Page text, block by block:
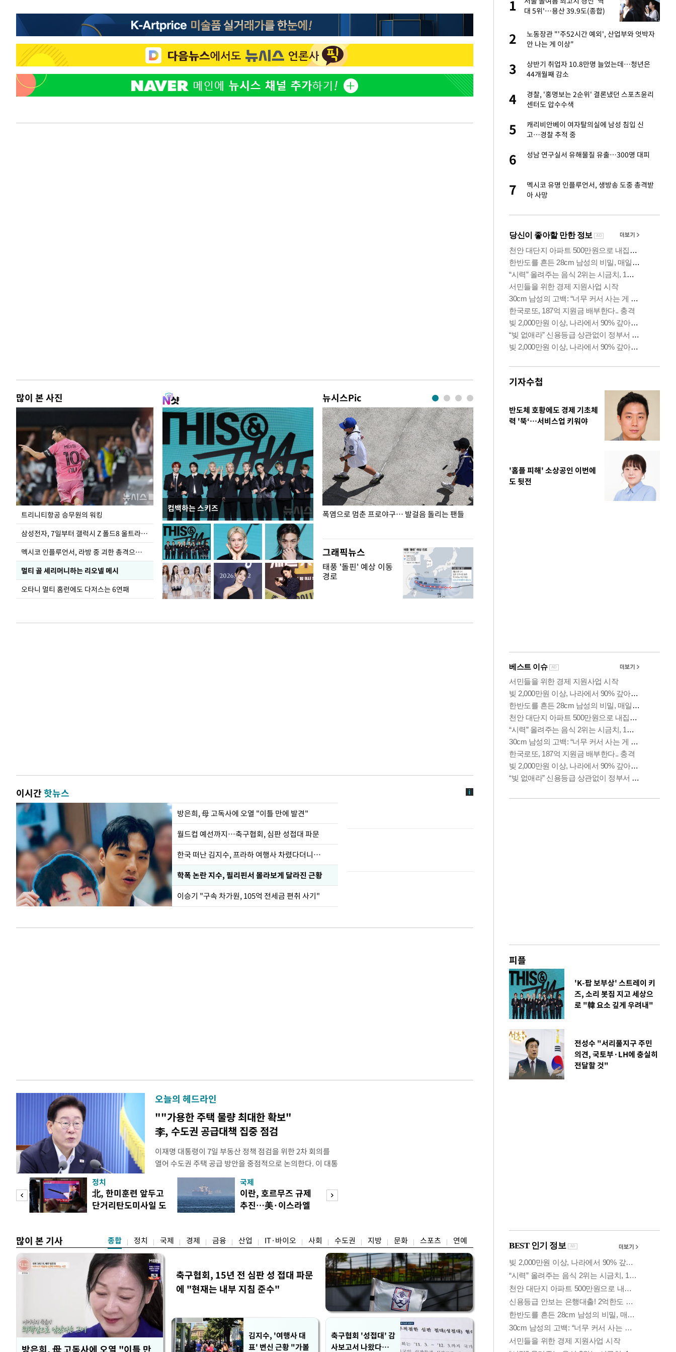
많이 본 사진
트리니티항공 승무원의 워킹
삼성전자, 7일부터 갤럭시 Z 폴드8 울트라·폴드8·플립8 출시
멕시코 인플루언서, 라방 중 괴한 총격으로 사망
멀티 골 세리머니하는 리오넬 메시
오타니 멀티 홈런에도 다저스는 6연패
컴백하는 스키즈
뉴시스Pic
입추 하루 앞둔 전남광주… 열화상 카메라에 담긴
폭염
폭염으로 멈춘 프로야구… 발걸음 돌리는 팬들
그래픽뉴스
태풍 '돌핀' 예상 이동
경로
이시간핫뉴스
방은희, 母 고독사에 오열 "이틀 만에 발견"
월드컵 예선까지…축구협회, 심판 성접대 파문
한국 떠난 김지수, 프라하 여행사 차렸다더니…
학폭 논란 지수, 필리핀서 몰라보게 달라진 근황
이승기 "구속 차가원, 105억 전세금 편취 사기"
오늘의 헤드라인
""가용한 주택 물량 최대한 확보"
李, 수도권 공급대책 집중 점검
이재명 대통령이 7일 부동산 정책 점검을 위한 2차 회의를
열어 수도권 주택 공급 방안을 중점적으로 논의한다. 이 대통
령은 이날 오후 2시 청와대에서 부동산 정책 점검 2차 회의
를 비공개로 주재한다. 지난 3일 부동산·주식 시장 점검 비
공개 회의에서 "가용한 주택 공급 물량을 최대한 확보하
라"고 지시한 지 나흘 만이다. 앞서 이 대통령은 1차
정치
北, 한미훈련 앞두고
단거리탄도미사일 도
국제
이란, 호르무즈 규제
추진…美·이스라엘
많이 본 기사 종합 정치 국제 경제 금융 산업 IT·바이오 사회 수도권 지방 문화 스포츠 연예
방은희, 母 고독사에 오열 "이틀 만
축구협회, 15년 전 심판 성 접대 파문
에 "현재는 내부 지침 준수"
김지수, '여행사 대
표' 변신 근황 "가볼
축구협회 '성접대' 감
사보고서 나왔다…
2
축구협회, 15년 전 심판 성 접대 파문에 "현
재는 내부 지침 준수"
3
김지수, '여행사 대표' 변신 근황 "가볼 만하
니…"
4
축구협회 '성접대' 감사보고서 나왔다…월드
5
프로야구 9일까지 폭염 취소…11일 재개·오
1
대 5위'…용산 39.9도(종합)
2
노동장관 "'주52시간 예외', 산업부와 엇박자
안 나는 게 이상"
3
상반기 취업자 10.8만명 늘었는데…청년은
44개월째 감소
4
경찰, '홍명보는 2순위' 결론냈던 스포츠윤리
센터도 압수수색
5
캐리비안베이 여자탈의실에 남성 침입 신
고…경찰 추적 중
6 성남 연구실서 유해물질 유출…300명 대피
7
멕시코 유명 인플루언서, 생방송 도중 총격받
아 사망
기자수첩
반도체 호황에도 경제 기초체
력 '뚝‘…서비스업 키워야
'홈플 피해' 소상공인 이번에
도 뒷전
피플
'K-팝 보부상' 스트레이 키
즈, 소리 봇짐 지고 세상으
로 "韓 요소 깊게 우려내"
전성수 "서리풀지구 주민
의견, 국토부·LH에 충실히
전달할 것"